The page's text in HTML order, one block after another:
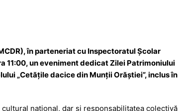
în parteneriat cu Inspectoratul Școlar
11:00, un eveniment dedicat Zilei Patrimoniului
„Cetățile dacice din Munții Orăștiei”, inclus în
național, dar și responsabilitatea colectivă